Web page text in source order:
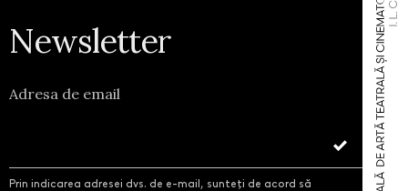
Newsletter
Adresa de email
Prin indicarea adresei dvs. de e-mail, sunteți de acord să